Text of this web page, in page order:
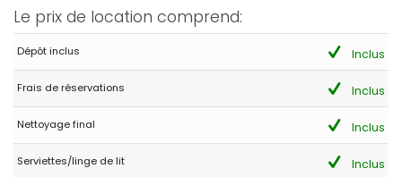
Le prix de location comprend:
Dépôt inclus Inclus
Frais de réservations Inclus
Nettoyage final Inclus
Serviettes/linge de lit Inclus